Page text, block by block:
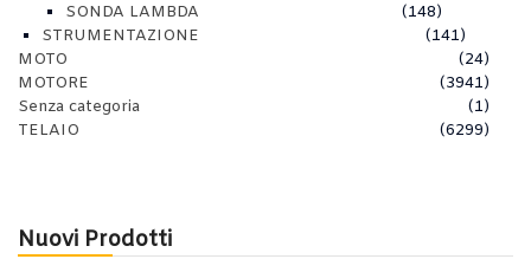
SONDA LAMBDA
(148)
STRUMENTAZIONE
(141)
MOTO
(24)
MOTORE
(3941)
Senza categoria
(1)
TELAIO
(6299)
Nuovi Prodotti